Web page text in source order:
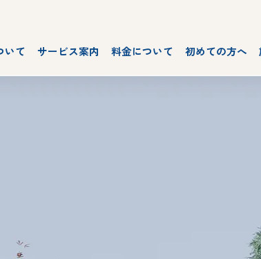
いて サービス案内 料金について 初めての方へ